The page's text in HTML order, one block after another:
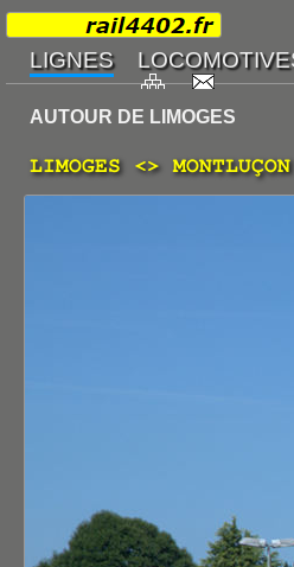
AUTOUR DE LIMOGES
LIMOGES <> MONTLUÇON